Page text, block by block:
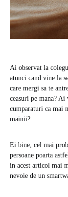
Ai observat la
atunci cand vine la
care mergi sa te
ceasuri pe mana? Ai
cumparaturi ca mai
mainii?
Ei bine, cel mai
persoane poarta
in acest articol mai
nevoie de un